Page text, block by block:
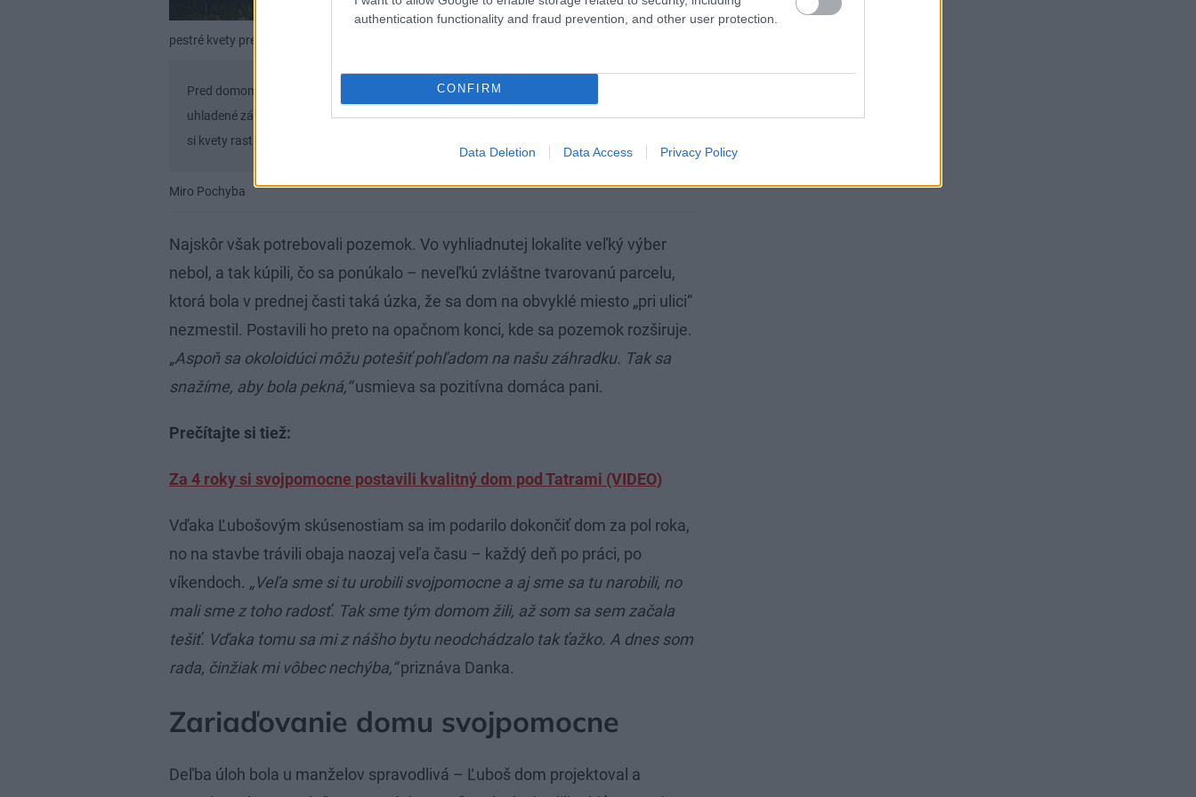
authentication functionality and fraud prevention, and other user protection.
CONFIRM
Data Deletion Data Access Privacy Policy
pestré kvety pred domom
Pred domom rastú pestrofarebné kvety, všade bujnie levanduľa. Danka nemá rada
uhladené záhrady, aj tú svoju chcela naturálnu a pestrú. Takú neškolenú, vidiecku. „U nás
si kvety rastú kade-tade, kde sa im páči. Je to podľa mňa také prirodzenejšie,“ hovorí.
Miro Pochyba
Najskôr však potrebovali pozemok. Vo vyhliadnutej lokalite veľký výber
nebol, a tak kúpili, čo sa ponúkalo – neveľkú zvláštne tvarovanú parcelu,
ktorá bola v prednej časti taká úzka, že sa dom na obvyklé miesto „pri ulici“
nezmestil. Postavili ho preto na opačnom konci, kde sa pozemok rozširuje.
„Aspoň sa okoloidúci môžu potešiť pohľadom na našu záhradku. Tak sa
snažíme, aby bola pekná,“usmieva sa pozitívna domáca pani.
Prečítajte si tiež:
Za 4 roky si svojpomocne postavili kvalitný dom pod Tatrami (VIDEO)
Vďaka Ľubošovým skúsenostiam sa im podarilo dokončiť dom za pol roka,
no na stavbe trávili obaja naozaj veľa času – každý deň po práci, po
víkendoch. „Veľa sme si tu urobili svojpomocne a aj sme sa tu narobili, no
mali sme z toho radosť. Tak sme tým domom žili, až som sa sem začala
tešiť. Vďaka tomu sa mi z nášho bytu neodchádzalo tak ťažko. A dnes som
rada, činžiak mi vôbec nechýba,“priznáva Danka.
Zariaďovanie domu svojpomocne
Deľba úloh bola u manželov spravodlivá – Ľuboš dom projektoval a